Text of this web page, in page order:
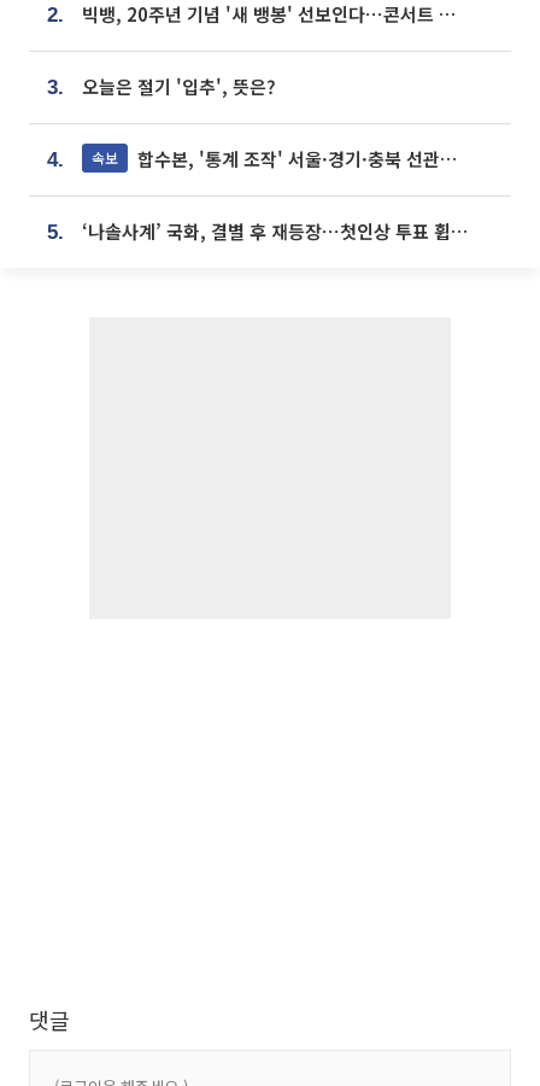
2. 빅뱅, 20주년 기념 '새 뱅봉' 선보인다⋯콘서트 앞두고 팝업 개최
3. 오늘은 절기 '입추', 뜻은?
4. 속보 합수본, '통계 조작' 서울·경기·충북 선관위 등 추가 압수수색
5. ‘나솔사계’ 국화, 결별 후 재등장⋯첫인상 투표 휩쓸고 ‘인기녀’ 등극
댓글